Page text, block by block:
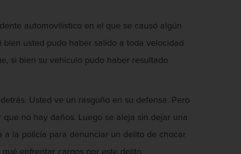
automovilístico en el que se causó algún
usted pudo haber salido a toda velocidad
si bien su vehículo pudo haber resultado
Usted ve un rasguño en su defensa. Pero
no hay daños. Luego se aleja sin dejar una
a la policía para denunciar un delito de chocar
enfrentar cargos por este delito.